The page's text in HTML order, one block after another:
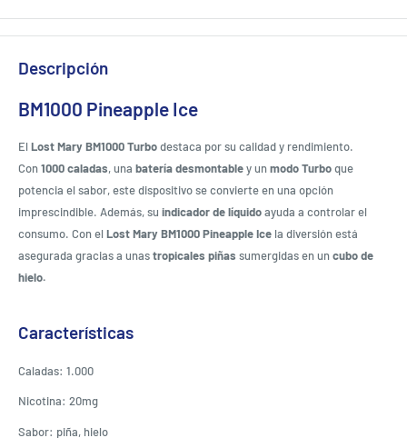
Descripción
BM1000 Pineapple Ice
ElLost Mary BM1000 Turbodestaca por su calidad y rendimiento.
Con1000 caladas, una batería desmontabley unmodo Turboque
potencia el sabor, este dispositivo se convierte en una opción
imprescindible. Además, su indicador de líquidoayuda a controlar el
consumo. Con elLost Mary BM1000 Pineapple Ice la diversión está
asegurada gracias a unastropicales piñas sumergidas en uncubo de
hielo.
Características
Caladas: 1.000
Nicotina: 20mg
Sabor: piña, hielo